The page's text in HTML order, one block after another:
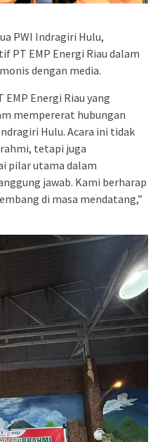
PWI Indragiri Hulu,
PT EMP Energi Riau dalam
dengan media.
Energi Riau yang
mempererat hubungan
Hulu. Acara ini tidak
tetapi juga
pilar utama dalam
jawab. Kami berharap
di masa mendatang,”